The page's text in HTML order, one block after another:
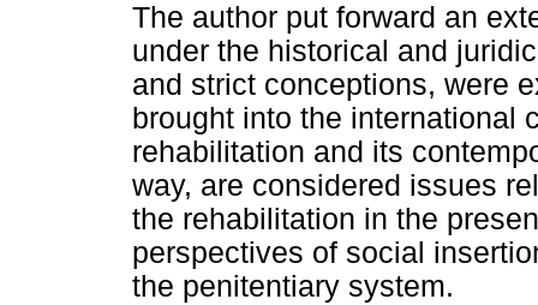
The author put forward an
under the historical and
and strict conceptions, were
brought into the international
rehabilitation and its
way, are considered issues
the rehabilitation in the
perspectives of social
the penitentiary system.